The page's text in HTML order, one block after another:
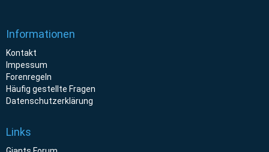
Informationen
Kontakt
Impessum
Forenregeln
Häufig gestellte Fragen
Datenschutzerklärung
Links